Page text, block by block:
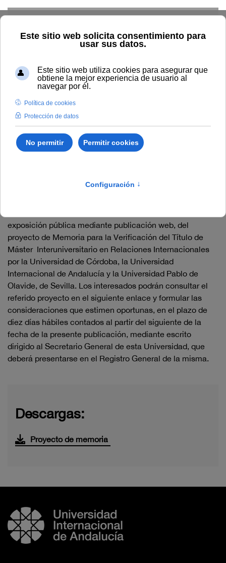
Inicio La UNIA Tablón de anuncios
Solicitud de Verificación
Título de Máster
Universitario en
Relaciones internacionales
exposición pública mediante publicación web, del
proyecto de Memoria para la Verificación del Título de
Máster Interuniversitario en Relaciones Internacionales
por la Universidad de Córdoba, la Universidad
Internacional de Andalucía y la Universidad Pablo de
Olavide, de Sevilla. Los interesados podrán consultar el
referido proyecto en el siguiente enlace y formular las
consideraciones que estimen oportunas, en el plazo de
diez días hábiles contados al partir del siguiente de la
fecha de la presente publicación, mediante escrito
dirigido al Secretario General de esta Universidad, que
deberá presentarse en el Registro General de la misma.
Descargas:
Proyecto de memoria